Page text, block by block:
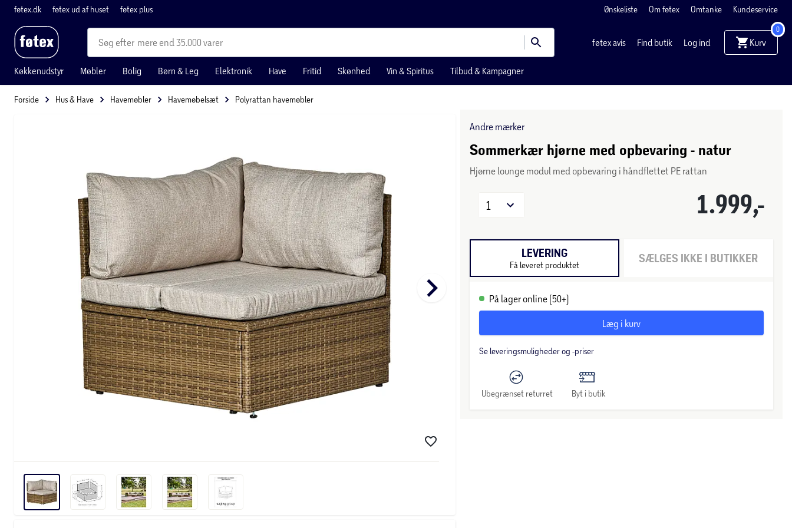
føtex.dk føtex ud af huset føtex plus Ønskeliste Om føtex Omtanke Kundeservice
mere end 35.000 varer føtex avis Find butik Log ind Kurv
0
Køkkenudstyr Møbler Bolig Børn & Leg Elektronik Have Fritid Skønhed Vin & Spiritus Tilbud & Kampagner
Forside Hus & Have Havemøbler Havemøbelsæt Polyrattan havemøbler
keyboard_arrow_right
Andre mærker
Sommerkær hjørne med opbevaring - natur
Hjørne lounge modul med opbevaring i håndflettet PE rattan
1.999,-
1
LEVERING
Få leveret produktet SÆLGES IKKE I BUTIKKER
På lager online (50+)
Læg i kurv
Se leveringsmuligheder og -priser
Ubegrænset returret Byt i butik